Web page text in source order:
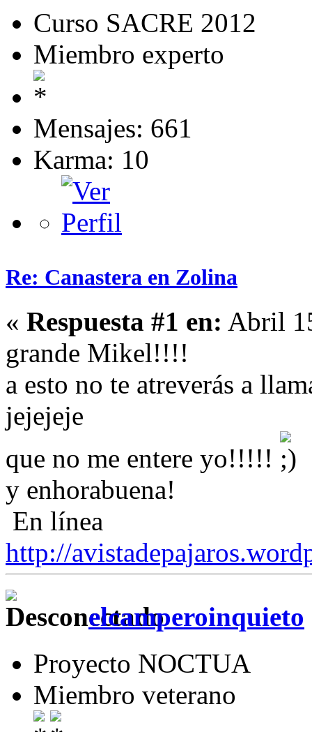
Curso SACRE 2012
Miembro experto
Mensajes: 661
Karma: 10
Re: Canastera en Zolina
« Respuesta #1 en: Abril
grande Mikel!!!!
a esto no te atreverás a
jejejeje
que no me entere yo!!!!!
y enhorabuena!
En línea
http://
elcamperoinquieto
Proyecto NOCTUA
Miembro veterano